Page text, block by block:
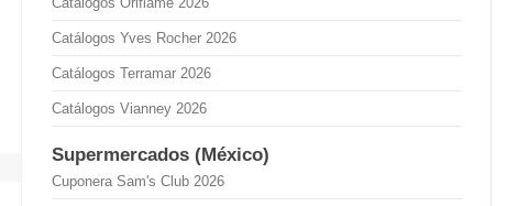
Catálogos Yves Rocher 2026
Catálogos Terramar 2026
Catálogos Vianney 2026
Supermercados (México)
Cuponera Sam's Club 2026